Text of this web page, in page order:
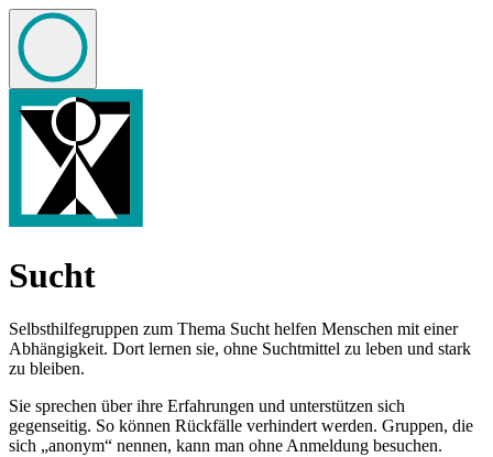
zu den Hauptinhalten springen
Sucht
Selbsthilfegruppen zum Thema Sucht helfen Menschen mit einer
Abhängigkeit. Dort lernen sie, ohne Suchtmittel zu leben und stark
zu bleiben.
Sie sprechen über ihre Erfahrungen und unterstützen sich
gegenseitig. So können Rückfälle verhindert werden. Gruppen, die
sich „anonym“ nennen, kann man ohne Anmeldung besuchen.